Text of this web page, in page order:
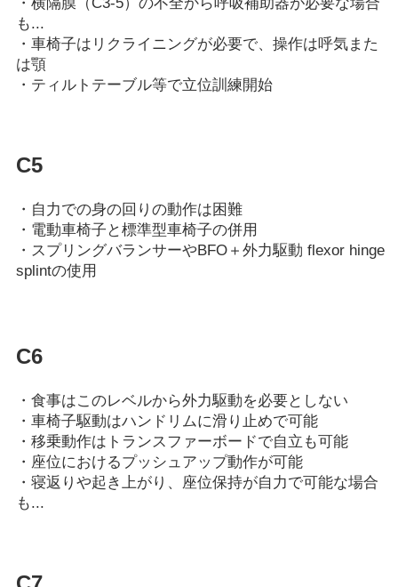
も...
・車椅子はリクライニングが必要で、操作は呼気また
は顎
・ティルトテーブル等で立位訓練開始
C5
・自力での身の回りの動作は困難
・電動車椅子と標準型車椅子の併用
・スプリングバランサーやBFO＋外力駆動 flexor hinge
splintの使用
C6
・食事はこのレベルから外力駆動を必要としない
・車椅子駆動はハンドリムに滑り止めで可能
・移乗動作はトランスファーボードで自立も可能
・座位におけるプッシュアップ動作が可能
・寝返りや起き上がり、座位保持が自力で可能な場合
も...